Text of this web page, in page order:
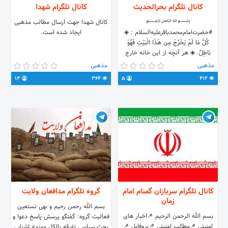
کانال تلگرام بحرالحدیث
﷽
#حضرت‌امام‌محمدباقرعلیه‌السلام : ◈
كُلَّ مَا لَمْ يَخْرُجْ مِن هَذَا الْبَيْتِ فَهُوَ
بَاطِلٌ. ◈ هر آنچه از اين خانه خارج
نشده باشد باطل است. 📕 بحارالأنوار ،
ج‏ ۲ ، ص ۹۴ 📕 وسائل الشيـعـة، ج‏
۲۷، ص ۷۵
مذهبی
کانال تلگرام شهدا
کانال شهدا جهت ارسال مطالب مذهبی
ایجاد شده است.
مذهبی
کانال تلگرام سربازان گمنام امام
زمان
بسم الله الرحمن الرحیم 📌اخبار های
گروه تلگرام مدافعان ولایت
بسم الله رحمن رحیم و بهی نستعین
فعالیت گروه: گفتگو پرسش پاسخ دعوا و